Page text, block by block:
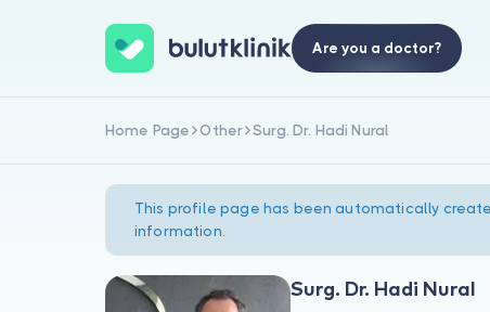
Are you a doctor?
Home Page Other Surg. Dr. Hadi Nural
This profile page has been automatically
information.
Surg. Dr. Hadi Nural